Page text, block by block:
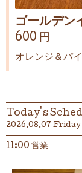
ゴールデン
600 円
オレンジ＆パ
Today's
2026.08.07 Friday
11:00 営業